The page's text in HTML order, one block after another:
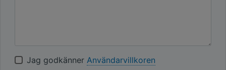
Jag godkänner Användarvillkoren